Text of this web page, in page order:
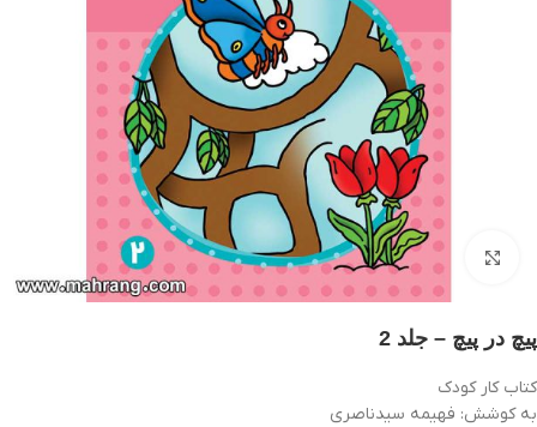
بزرگنمایی تصویر
پیچ در پیچ – جلد 2
کتاب کار کودک
به کوشش: فهيمه سيدناصری